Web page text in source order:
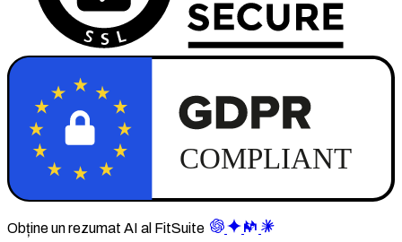
Obține un rezumat AI al FitSuite